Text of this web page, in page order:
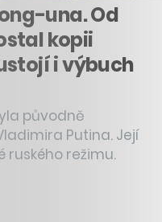
una. Od
kopii
i výbuch
původně
Putina. Její
ruského režimu.